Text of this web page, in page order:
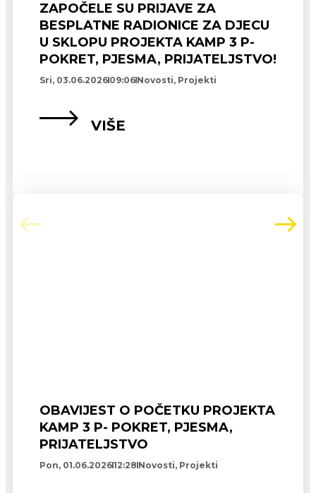
ZAPOČELE SU PRIJAVE ZA
BESPLATNE RADIONICE ZA DJECU
U SKLOPU PROJEKTA KAMP 3 P-
POKRET, PJESMA, PRIJATELJSTVO!
Sri, 03.06.2026 09:06 Novosti, Projekti
VIŠE
OBAVIJEST O POČETKU PROJEKTA
KAMP 3 P- POKRET, PJESMA,
PRIJATELJSTVO
Pon, 01.06.202612:28 Novosti, Projekti